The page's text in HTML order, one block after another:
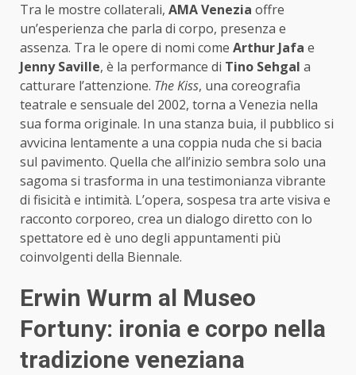
Tra le mostre collaterali, AMA Venezia offre
un’esperienza che parla di corpo, presenza e
assenza. Tra le opere di nomi come Arthur Jafa e
Jenny Saville, è la performance di Tino Sehgal a
catturare l’attenzione. The Kiss, una coreografia
teatrale e sensuale del 2002, torna a Venezia nella
sua forma originale. In una stanza buia, il pubblico si
avvicina lentamente a una coppia nuda che si bacia
sul pavimento. Quella che all’inizio sembra solo una
sagoma si trasforma in una testimonianza vibrante
di fisicità e intimità. L’opera, sospesa tra arte visiva e
racconto corporeo, crea un dialogo diretto con lo
spettatore ed è uno degli appuntamenti più
coinvolgenti della Biennale.
Erwin Wurm al Museo
Fortuny: ironia e corpo nella
tradizione veneziana